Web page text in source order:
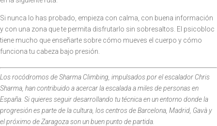
Si nunca lo has probado, empieza con calma, con buena información
y con una zona que te permita disfrutarlo sin sobresaltos. El psicobloc
tiene mucho que enseñarte sobre cómo mueves el cuerpo y cómo
funciona tu cabeza bajo presión.
Los rocódromos de Sharma Climbing, impulsados por el escalador Chris
Sharma, han contribuido a acercar la escalada a miles de personas en
España. Si quieres seguir desarrollando tu técnica en un entorno donde la
progresión es parte de la cultura, los centros de Barcelona, Madrid, Gavà y
el próximo de Zaragoza son un buen punto de partida.